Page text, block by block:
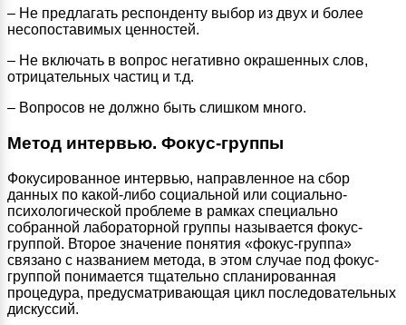
– Не предлагать респонденту выбор из двух и более
несопоставимых ценностей.
– Не включать в вопрос негативно окрашенных слов,
отрицательных частиц и т.д.
– Вопросов не должно быть слишком много.
Метод интервью. Фокус-группы
Фокусированное интервью, направленное на сбор
данных по какой-либо социальной или социально-
психологической проблеме в рамках специально
собранной лабораторной группы называется фокус-
группой. Второе значение понятия «фокус-группа»
связано с названием метода, в этом случае под фокус-
группой понимается тщательно спланированная
процедура, предусматривающая цикл последовательных
дискуссий.